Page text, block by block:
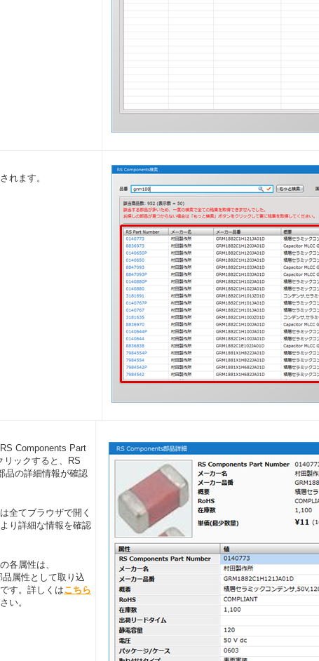
れます。
Components Part
リックすると、RS
品の詳細情報が確認
全てブラウザで開く
り詳細な情報を確認
各属性は、
属性として取り込
す。詳しくはこちら
い。